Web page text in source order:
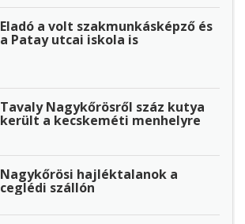
Eladó a volt szakmunkásképző és
a Patay utcai iskola is
Tavaly Nagykőrösről száz kutya
került a kecskeméti menhelyre
Nagykőrösi hajléktalanok a
ceglédi szállón